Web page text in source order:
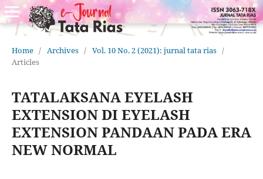
Home / Archives / Vol. 10 No. 2 (2021): jurnal tata rias /
Articles
TATALAKSANA EYELASH
EXTENSION DI EYELASH
EXTENSION PANDAAN PADA ERA
NEW NORMAL